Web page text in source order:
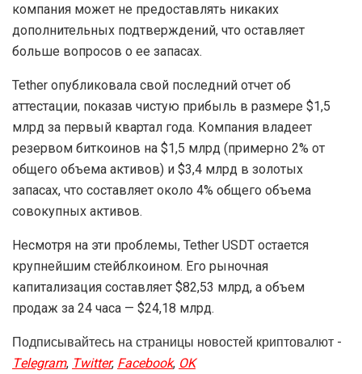
компания может не предоставлять никаких
дополнительных подтверждений, что оставляет
больше вопросов о ее запасах.
Tether опубликовала свой последний отчет об
аттестации, показав чистую прибыль в размере $1,5
млрд за первый квартал года. Компания владеет
резервом биткоинов на $1,5 млрд (примерно 2% от
общего объема активов) и $3,4 млрд в золотых
запасах, что составляет около 4% общего объема
совокупных активов.
Несмотря на эти проблемы, Tether USDT остается
крупнейшим стейблкоином. Его рыночная
капитализация составляет $82,53 млрд, а объем
продаж за 24 часа — $24,18 млрд.
Подписывайтесь на страницы новостей криптовалют -
Telegram, Twitter, Facebook, OK